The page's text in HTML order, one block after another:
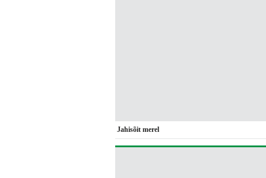
Jahisõit merel